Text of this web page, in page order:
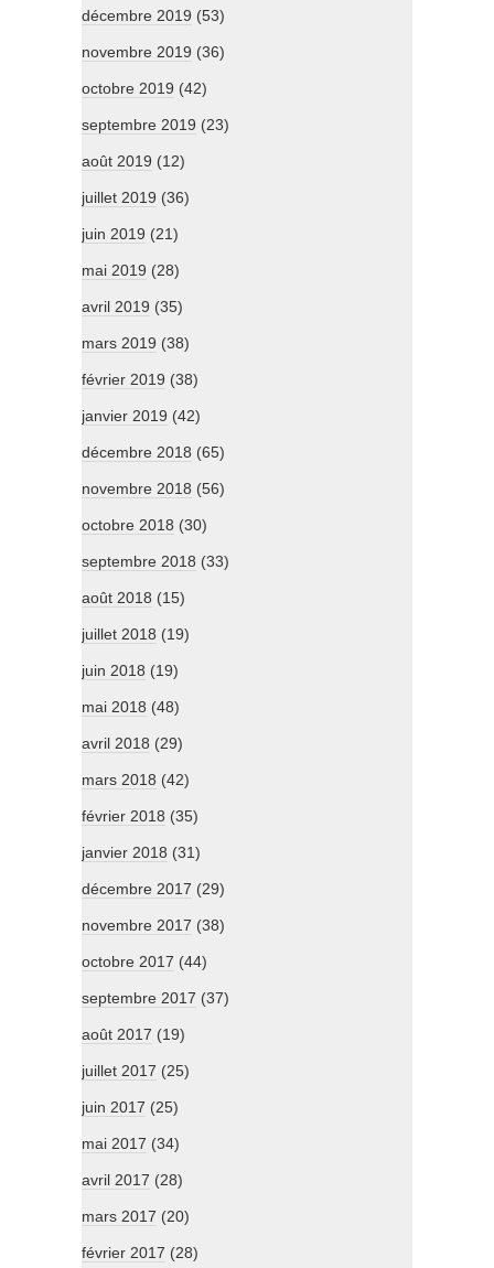
décembre 2019 (53)
novembre 2019 (36)
octobre 2019 (42)
septembre 2019 (23)
août 2019 (12)
juillet 2019 (36)
juin 2019 (21)
mai 2019 (28)
avril 2019 (35)
mars 2019 (38)
février 2019 (38)
janvier 2019 (42)
décembre 2018 (65)
novembre 2018 (56)
octobre 2018 (30)
septembre 2018 (33)
août 2018 (15)
juillet 2018 (19)
juin 2018 (19)
mai 2018 (48)
avril 2018 (29)
mars 2018 (42)
février 2018 (35)
janvier 2018 (31)
décembre 2017 (29)
novembre 2017 (38)
octobre 2017 (44)
septembre 2017 (37)
août 2017 (19)
juillet 2017 (25)
juin 2017 (25)
mai 2017 (34)
avril 2017 (28)
mars 2017 (20)
février 2017 (28)